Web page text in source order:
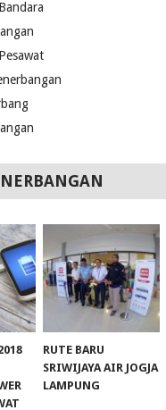
RUTE BARU
SRIWIJAYA AIR JOGJA
LAMPUNG